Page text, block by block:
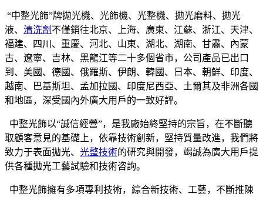
“中整光飾”牌拋光機、光飾機、光整機、拋光磨料、拋光
液、 清洗劑 不僅銷往北京、上海、廣東、江蘇、浙江、天津、
福建、四川、重慶、河北、山東、湖北、湖南、甘肅、內蒙
古、遼寧、吉林、黑龍江等二十多個省市，公司產品已出口
到、美國、德國、俄羅斯、伊朗、韓國、日本、朝鮮、印度、
越南、巴基斯坦、孟加拉國、印度尼西亞、土爾其及非洲各國
和地區，深受國內外廣大用戶的一致好評。
中整光飾以“誠信經營”，是我廠始終堅持的宗旨，在不斷聽
取顧客意見的基礎上，依靠技術創新，堅持質量改進，我們將
致力于表面拋光、 光整技術的研究與開發，竭誠為廣大用戶提
供各種拋光工藝試驗和技術咨詢。
中整光飾擁有多項專利技術，綜合新技術、工藝，不斷推陳